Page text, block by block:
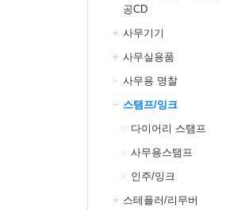
공CD
사무기기
사무실용품
사무용 명찰
스탬프/잉크
다이어리 스탬프
사무용스탬프
인주/잉크
스테플러/리무버